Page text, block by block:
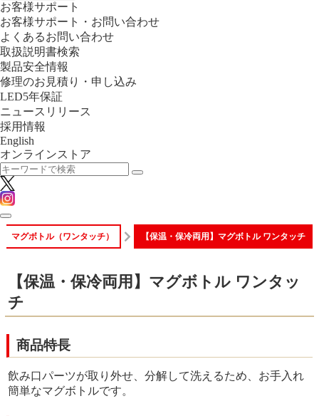
お客様サポート
お客様サポート・お問い合わせ
よくあるお問い合わせ
取扱説明書検索
製品安全情報
修理のお見積り・申し込み
LED5年保証
ニュースリリース
採用情報
English
オンラインストア
マグボトル（ワンタッチ） 【保温・保冷両用】マグボトル ワンタッチ
【保温・保冷両用】マグボトル ワンタッ
チ
商品特長
飲み口パーツが取り外せ、分解して洗えるため、お手入れ
簡単なマグボトルです。